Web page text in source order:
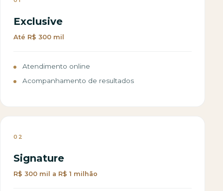
Exclusive
Até R$ 300 mil
Atendimento online
Acompanhamento de resultados
02
Signature
R$ 300 mil a R$ 1 milhão